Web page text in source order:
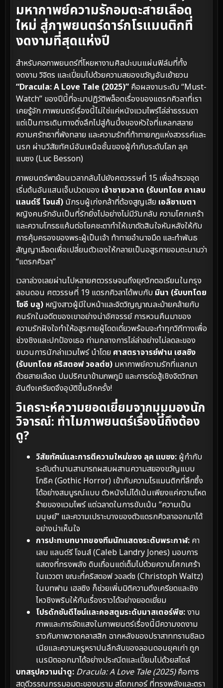
มหากาพย์ความรักอมตะสายเลือด
ใหม่ สู่ภาพยนตร์ดาร์กโรแมนติกที่
งดงามที่สุดแห่งปี
สำหรับคอภาพยนตร์ที่โหยหางานศิลปะบนแผ่นฟิล์มที่ทั้ง
งดงาม วิจิตร และเปี่ยมไปด้วยความสยองขวัญอันเย้ายวน
“Dracula: A Love Tale (2025)” คือผลงานระดับ “Must-
Watch” ของปีนี้ที่จะมาปฏิวัติพล็อตเรื่องของแดรกคิวลาที่เรา
เคยรู้จัก ภาพยนตร์เรื่องนี้ไม่ใช่แค่หนังแวมไพร์ไล่ล่าธรรมดา
แต่เป็นการเดินทางดิ่งลึกไปสู่ก้นบึ้งของหัวใจที่แหลกสลาย
ความศรัทธาที่พังทลาย และความรักที่ท้าทายกฎแห่งสวรรค์และ
นรก ผ่านวิสัยทัศน์อันเหนือชั้นของผู้กำกับระดับโลก ลุค
แบซง (Luc Besson)
ภาพยนตร์พาย้อนเวลากลับไปยังศตวรรษที่ 15 เพื่อสำรวจจุด
เริ่มต้นอันแสนเจ็บปวดของ เจ้าชายวลาด (รับบทโดย คาเลบ
แลนด์รี โจนส์) นักรบผู้เก่งกล้าที่ต้องสูญเสีย เอลิซาเบตา
หญิงคนรักอันเป็นที่รักยิ่งไปอย่างไม่มีวันกลับ ความโศกเศร้า
และความโกรธแค้นต่อโชคชะตาทำให้เขาตัดสินใจหันหลังให้กับ
การคุ้มครองของพระผู้เป็นเจ้า ท้าทายอำนาจมืด และทำพันธ
สัญญาเลือดเพื่อเปลี่ยนตัวเองให้กลายเป็นอสูรกายอมตะนามว่า
“แดรกคิวลา”
เวลาล่วงเลยผ่านไปหลายศตวรรษจนถึงยุควิกตอเรียนในกรุง
ลอนดอน ศตวรรษที่ 19 แดรกคิวลาได้พบกับ มินา (รับบทโดย
โซอี บลู) หญิงสาวผู้มีใบหน้าและจิตวิญญาณละม้ายคล้ายกับ
คนรักในอดีตของเขาอย่างน่าอัศจรรย์ การหวนคืนมาของ
ความรักฝังใจทำให้อสูรกายผู้โดดเดี่ยวพร้อมจะทำทุกวิถีทางเพื่อ
ช่วงชิงและปกป้องเธอ ท่ามกลางการไล่ล่าอย่างไม่ลดละของ
ขบวนการนักล่าแวมไพร์ นำโดย ศาสตราจารย์ฟาน เฮลซิง
(รับบทโดย คริสตอฟ วอลต์ซ) มหากาพย์ความรักที่แลกมา
ด้วยสายเลือด ปมปริศนาข้ามภพภูมิ และการต่อสู้เชิงจิตวิทยา
อันตึงเครียดจึงอุบัติขึ้นอีกครั้ง!
วิเคราะห์ความยอดเยี่ยมจากมุมมองนัก
วิจารณ์: ทำไมภาพยนตร์เรื่องนี้ถึงต้อง
ดู?
วิสัยทัศน์และการตีความใหม่ของ ลุค แบซง: ผู้กำกับ
ระดับตำนานสามารถผสมผสานความสยองขวัญแบบ
โกธิค (Gothic Horror) เข้ากับความโรแมนติกที่ลึกซึ้ง
ได้อย่างสมบูรณ์แบบ ตัวหนังไม่ได้เน้นเพียงแค่ความโหด
ร้ายของแวมไพร์ แต่ฉลาดในการขับเน้น “ความเป็น
มนุษย์” และความเปราะบางของตัวแดรกคิวลาออกมาได้
อย่างน่าเห็นใจ
การปะทะบทบาทของทีมนักแสดงระดับพระกาฬ: คา
เลบ แลนด์รี โจนส์ (Caleb Landry Jones) มอบการ
แสดงที่ทรงพลัง ดิบเถื่อนแต่เต็มไปด้วยความโศกเศร้า
ในแววตา ขณะที่คริสตอฟ วอลต์ซ (Christoph Waltz)
ในบทฟาน เฮลซิง ก็ช่วยเพิ่มมิติความตึงเครียดและชิง
ไหวชิงพริบให้กับเรื่องราวได้อย่างยอดเยี่ยม
โปรดักชันดีไซน์และคอสตูมระดับมาสเตอร์พีซ:งาน
ภาพและการจัดแสงในภาพยนตร์เรื่องนี้มีความงดงาม
ราวกับภาพวาดคลาสสิก ฉากหลังของปราสาททรานซิลเว
เนียและความหรูหราปนลึกลับของลอนดอนยุคเก่า ถูก
เนรมิตออกมาได้อย่างประณีตและเปี่ยมไปด้วยสไตล์
บทสรุปความน่าดู: Dracula: A Love Tale (2025)คือการ
สดุดีวรรณกรรมอมตะของบราม สโตกเกอร์ ที่ทรงพลังและตรา